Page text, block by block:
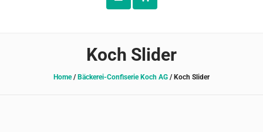
Koch Slider
Home / Bäckerei-Confiserie Koch AG / Koch Slider